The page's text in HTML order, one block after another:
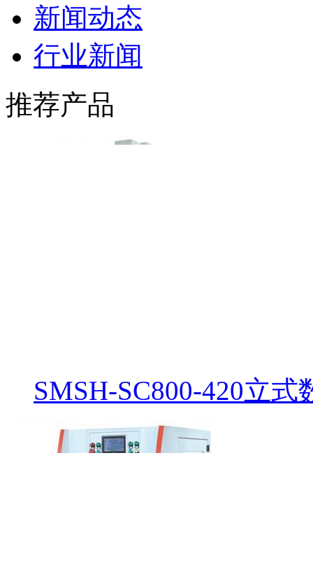
新闻动态
行业新闻
推荐产品
SMSH-SC800-420立式